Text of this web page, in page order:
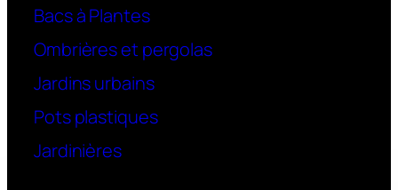
Bacs à Plantes
Ombrières et pergolas
Jardins urbains
Pots plastiques
Jardinières